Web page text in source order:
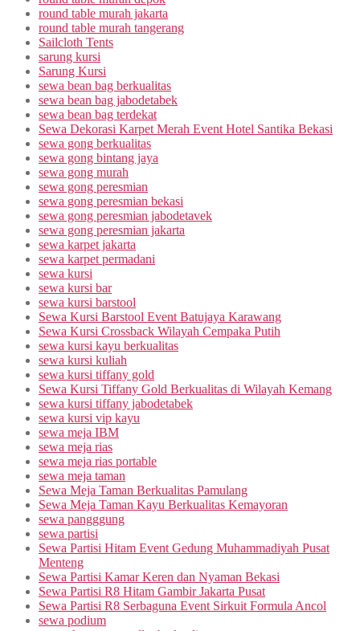
round table murah jakarta
round table murah tangerang
Sailcloth Tents
sarung kursi
Sarung Kursi
sewa bean bag berkualitas
sewa bean bag jabodetabek
sewa bean bag terdekat
Sewa Dekorasi Karpet Merah Event Hotel Santika Bekasi
sewa gong berkualitas
sewa gong bintang jaya
sewa gong murah
sewa gong peresmian
sewa gong peresmian bekasi
sewa gong peresmian jabodetavek
sewa gong peresmian jakarta
sewa karpet jakarta
sewa karpet permadani
sewa kursi
sewa kursi bar
sewa kursi barstool
Sewa Kursi Barstool Event Batujaya Karawang
Sewa Kursi Crossback Wilayah Cempaka Putih
sewa kursi kayu berkualitas
sewa kursi kuliah
sewa kursi tiffany gold
Sewa Kursi Tiffany Gold Berkualitas di Wilayah Kemang
sewa kursi tiffany jabodetabek
sewa kursi vip kayu
sewa meja IBM
sewa meja rias
sewa meja rias portable
sewa meja taman
Sewa Meja Taman Berkualitas Pamulang
Sewa Meja Taman Kayu Berkualitas Kemayoran
sewa pangggung
sewa partisi
Sewa Partisi Hitam Event Gedung Muhammadiyah Pusat
Menteng
Sewa Partisi Kamar Keren dan Nyaman Bekasi
Sewa Partisi R8 Hitam Gambir Jakarta Pusat
Sewa Partisi R8 Serbaguna Event Sirkuit Formula Ancol
sewa podium